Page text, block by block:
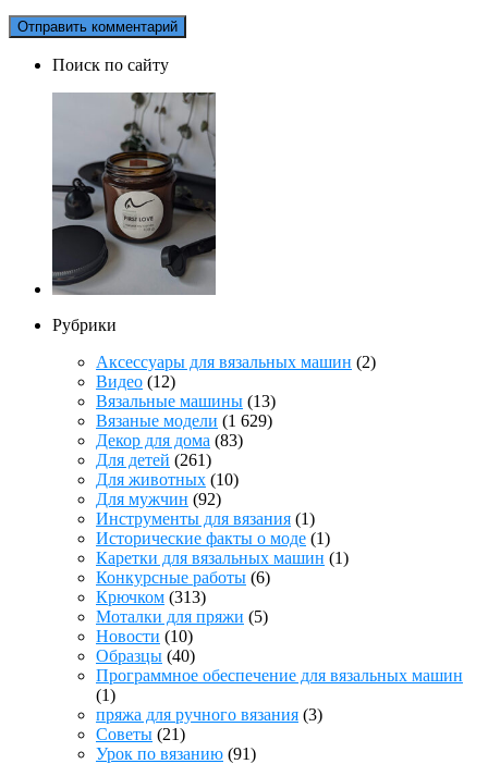
Поиск по сайту
Рубрики
Аксессуары для вязальных машин (2)
Видео (12)
Вязальные машины (13)
Вязаные модели (1 629)
Декор для дома (83)
Для детей (261)
Для животных (10)
Для мужчин (92)
Инструменты для вязания (1)
Исторические факты о моде (1)
Каретки для вязальных машин (1)
Конкурсные работы (6)
Крючком (313)
Моталки для пряжи (5)
Новости (10)
Образцы (40)
Программное обеспечение для вязальных машин
(1)
пряжа для ручного вязания (3)
Советы (21)
Урок по вязанию (91)